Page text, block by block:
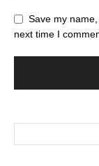
Save my
next time I